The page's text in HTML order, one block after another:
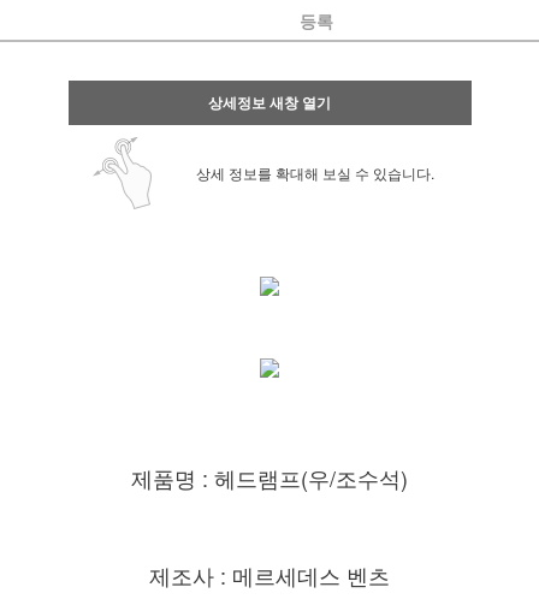
등록
상세정보 새창 열기
상세 정보를 확대해 보실 수 있습니다.
제품명 : 헤드램프(우/조수석)
제조사 : 메르세데스 벤츠